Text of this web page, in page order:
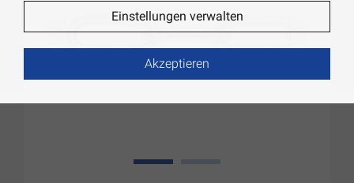
1
Einstellungen verwalten
Akzeptieren